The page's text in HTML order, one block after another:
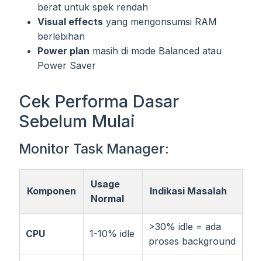
berat untuk spek rendah
Visual effects yang mengonsumsi RAM
berlebihan
Power plan masih di mode Balanced atau
Power Saver
Cek Performa Dasar
Sebelum Mulai
Monitor Task Manager:
Komponen
Usage
Normal
Indikasi Masalah
CPU 1-10% idle
>30% idle = ada
proses background